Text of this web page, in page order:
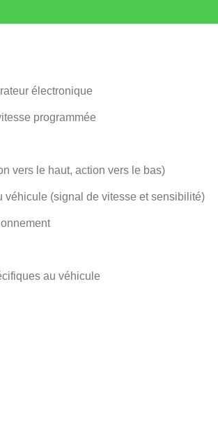
électronique
programmée
vers le haut, action vers le bas)
véhicule (signal de vitesse et sensibilité)
au véhicule